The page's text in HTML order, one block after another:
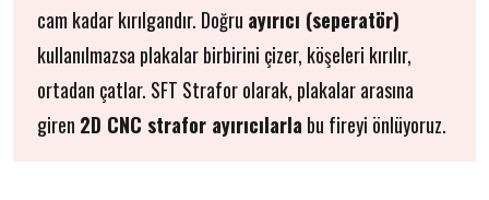
cam kadar kırılgandır. Doğru ayırıcı (seperatör)
kullanılmazsa plakalar birbirini çizer, köşeleri kırılır,
ortadan çatlar. SFT Strafor olarak, plakalar arasına
giren 2D CNC strafor ayırıcılarla bu fireyi önlüyoruz.